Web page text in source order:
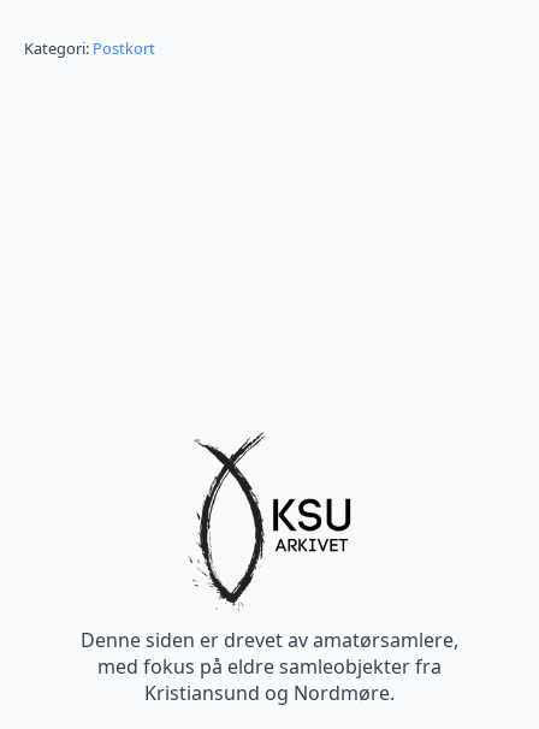
Kategori: Postkort
Denne siden er drevet av amatørsamlere,
med fokus på eldre samleobjekter fra
Kristiansund og Nordmøre.